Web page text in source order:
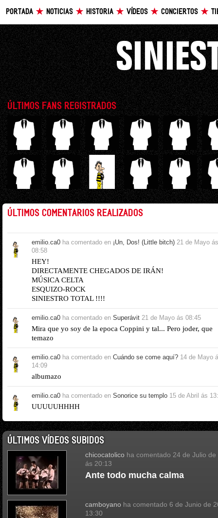
PORTADA NOTICIAS HISTORIA VÍDEOS CONCIERTOS
ÚLTIMOS FANS REGISTRADOS
ÚLTIMOS COMENTARIOS REALIZADOS
emilio.ca0 ha comentado en ¡Un, Dos! (Little bitch) 21 de Mayo ás
08:58
HEY!
DIRECTAMENTE CHEGADOS DE IRÁN!
MÚSICA CELTA
ESQUIZO-ROCK
SINIESTRO TOTAL !!!!
emilio.ca0 ha comentado en Superávit 21 de Mayo ás 08:45
Mira que yo soy de la epoca Coppini y tal... Pero joder, que
temazo
emilio.ca0 ha comentado en Cuándo se come aquí? 14 de Mayo
14:09
albumazo
emilio.ca0 ha comentado en Sonorice su templo 15 de Abril ás
UUUUUHHHH
ÚLTIMOS VÍDEOS SUBIDOS
chicocatolico ha comentado 24 de Julio de
ás 20:13
Ante todo mucha calma
camboyano ha comentado 6 de Junio de
13:30